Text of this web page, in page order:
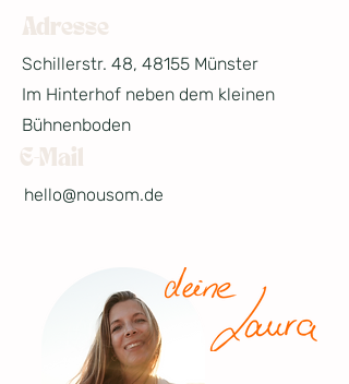
Adresse
Schillerstr. 48, 48155 Münster
Im Hinterhof neben dem kleinen
Bühnenboden
E-Mail
hello@nousom.de